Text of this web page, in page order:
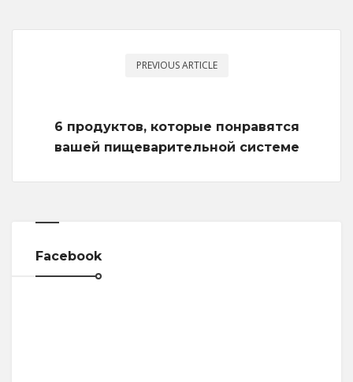
PREVIOUS ARTICLE
6 продуктов, которые понравятся
вашей пищеварительной системе
Facebook